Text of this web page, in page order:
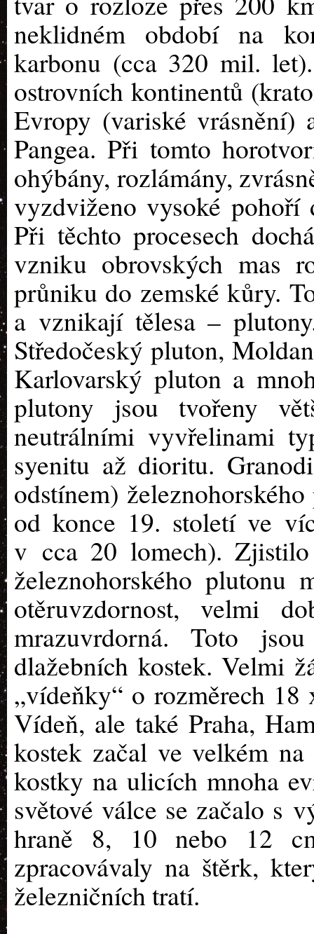
neklidném období na
karbonu (cca 320 mil.
ostrovních kontinentů
Evropy (variské vrásnění)
Pangea. Při tomto
ohýbány, rozlámány,
vyzdviženo vysoké
Při těchto procesech
vzniku obrovských mas
průniku do zemské kůry.
a vznikají tělesa –
Středočeský pluton,
Karlovarský pluton a
plutony jsou tvořeny
neutrálními vyvřelinami
syenitu až dioritu.
odstínem)
od konce 19. století ve
v cca 20 lomech).
železnohorského plutonu
otěruvzdornost, velmi
mrazuvrdorná. Toto
dlažebních kostek. Velmi
„vídeňky“ o rozměrech
Vídeň, ale také Praha,
kostek začal ve velkém
kostky na ulicích mnoha
světové válce se začalo s
hraně 8, 10 nebo 12
zpracovávaly na štěrk,